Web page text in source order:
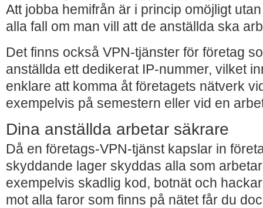
Att jobba hemifrån är i princip omöjligt
alla fall om man vill att de anställda ska
Det finns också VPN-tjänster för företag
anställda ett dedikerat IP-nummer, vilket
enklare att komma åt företagets nätverk
exempelvis på semestern eller vid en
Dina anställda arbetar säkrare
Då en företags-VPN-tjänst kapslar in
skyddande lager skyddas alla som
exempelvis skadlig kod, botnät och
mot alla faror som finns på nätet får du